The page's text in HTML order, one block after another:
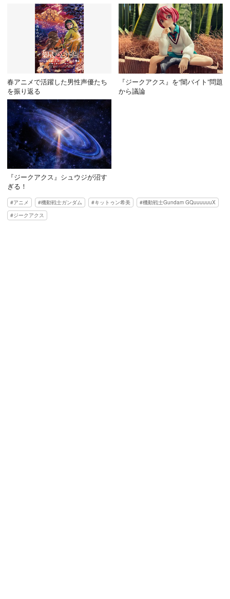
春アニメで活躍した男性声優たち
を振り返る
『ジークアクス』を“闇バイト”問題
から議論
『ジークアクス』シュウジが沼す
ぎる！
アニメ 機動戦士ガンダム キットゥン希美
機動戦士Gundam GQuuuuuuX
ジークアクス